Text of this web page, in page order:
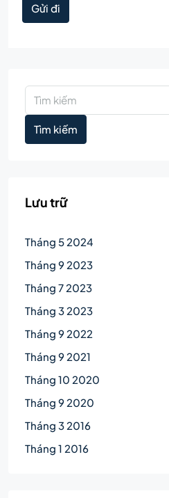
Gửi đi
Tìm kiếm
Lưu trữ
Tháng 5 2024
Tháng 9 2023
Tháng 7 2023
Tháng 3 2023
Tháng 9 2022
Tháng 9 2021
Tháng 10 2020
Tháng 9 2020
Tháng 3 2016
Tháng 1 2016